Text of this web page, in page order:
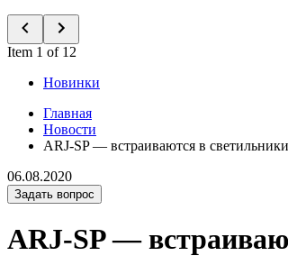
Item 1 of 12
Новинки
Главная
Новости
ARJ-SP — встраиваются в светильники
06.08.2020
Задать вопрос
ARJ-SP —